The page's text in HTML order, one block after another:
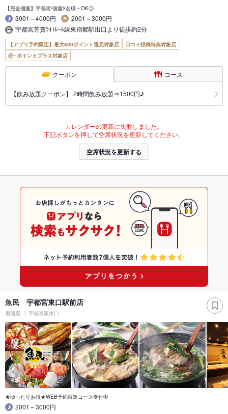
【完全個室】宇都宮/個室2名様～OK◎
3001～4000円
2001～3000円
宇都宮芳賀ﾗｲﾄﾚｰﾙ線東宿郷駅出口より徒歩約2分
【アプリ予約限定】最大800ポイント還元対象店
口コミ投稿特典対象店
ポイントプラス対象店
クーポン コース
【飲み放題クーポン】 2時間飲み放題⇒1500円♪
カレンダーの更新に失敗しました。
下記ボタンを押して空席状況を更新してください。
空席状況を更新する
魚民 宇都宮東口駅前店
居酒屋 宇都宮駅東口
★ゆったりお得★WEB予約限定コース受付中
2001～3000円